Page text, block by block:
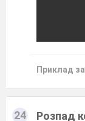
Приклад
24
Розпад